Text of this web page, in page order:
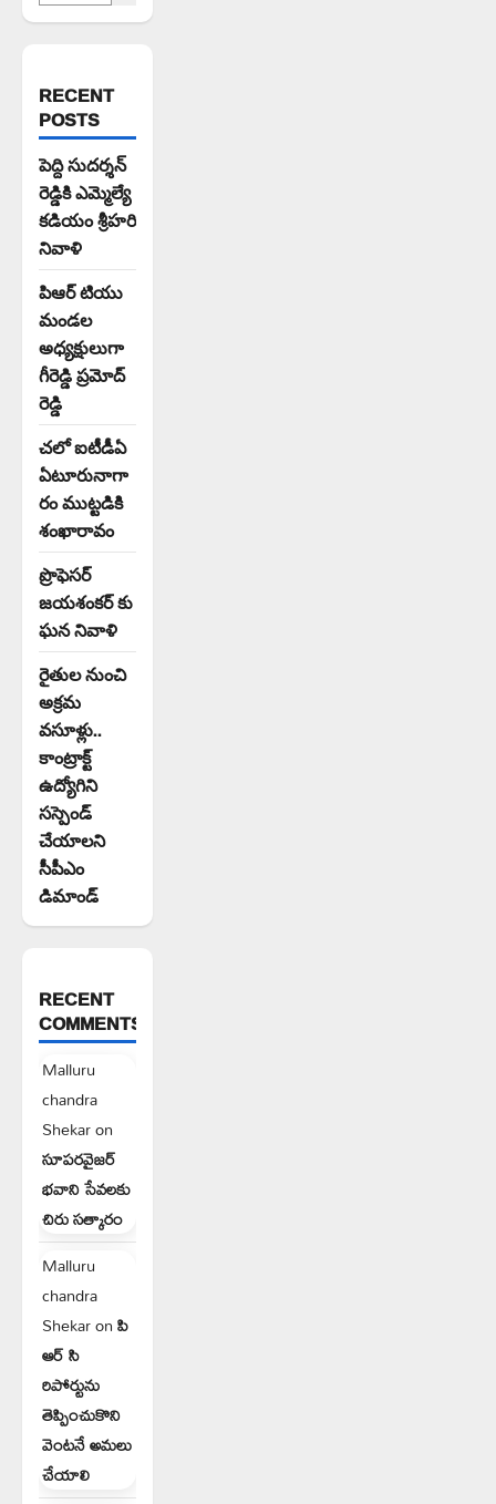
RECENT
POSTS
పెద్ది సుదర్శన్
రెడ్డికి ఎమ్మెల్యే
కడియం శ్రీహరి
నివాళి
పిఆర్ టియు
మండల
అధ్యక్షులుగా
గీరెడ్డి ప్రమోద్
రెడ్డి
చలో ఐటీడీఏ
ఏటూరునాగా
రం ముట్టడికి
శంఖారావం
ప్రొఫెసర్
జయశంకర్ కు
ఘన నివాళి
రైతుల నుంచి
అక్రమ
వసూళ్లు..
కాంట్రాక్ట్
ఉద్యోగిని
సస్పెండ్
చేయాలని
సీపీఎం
డిమాండ్
RECENT
COMMENTS
Malluru
chandra
Shekaron
సూపరవైజర్
భవాని సేవలకు
చిరు సత్కారం
Malluru
chandra
Shekaronపి
ఆర్ సి
రిపోర్టును
తెప్పించుకొని
వెంటనే అమలు
చేయాలి